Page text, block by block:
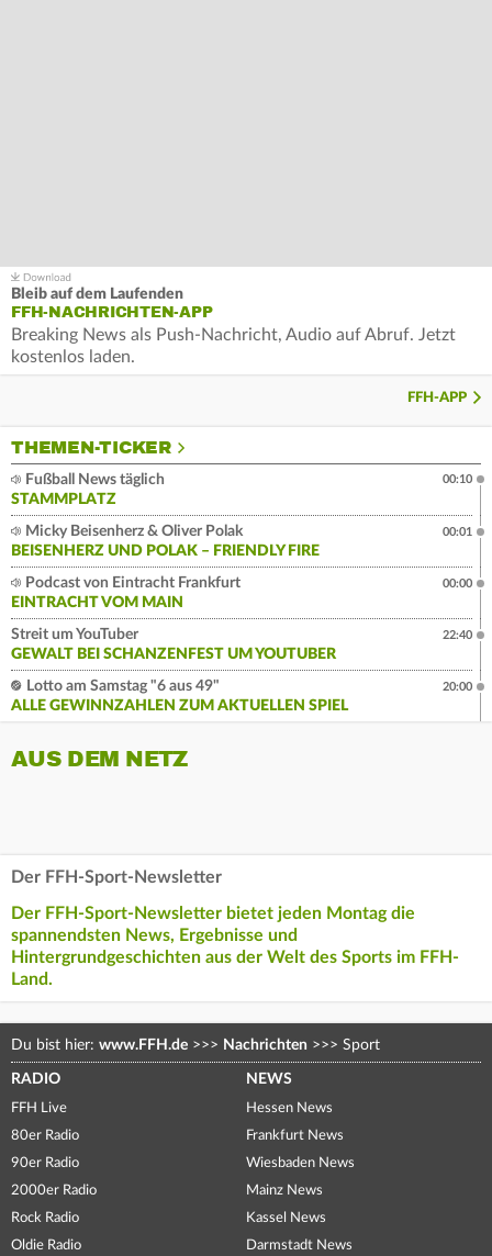
Bleib auf dem Laufenden
FFH-NACHRICHTEN-APP
Breaking News als Push-Nachricht, Audio auf Abruf. Jetzt
kostenlos laden.
FFH-APP
THEMEN-TICKER
Fußball News täglich
STAMMPLATZ
00:10
Micky Beisenherz & Oliver Polak
BEISENHERZ UND POLAK – FRIENDLY FIRE
00:01
Podcast von Eintracht Frankfurt
EINTRACHT VOM MAIN
00:00
Streit um YouTuber
GEWALT BEI SCHANZENFEST UM YOUTUBER
22:40
Lotto am Samstag "6 aus 49"
ALLE GEWINNZAHLEN ZUM AKTUELLEN SPIEL
20:00
AUS DEM NETZ
Der FFH-Sport-Newsletter
Der FFH-Sport-Newsletter bietet jeden Montag die
spannendsten News, Ergebnisse und
Hintergrundgeschichten aus der Welt des Sports im FFH-
Land.
Du bist hier: www.FFH.de >>> Nachrichten >>> Sport
RADIO
FFH Live
80er Radio
90er Radio
2000er Radio
Rock Radio
Oldie Radio
NEWS
Hessen News
Frankfurt News
Wiesbaden News
Mainz News
Kassel News
Darmstadt News